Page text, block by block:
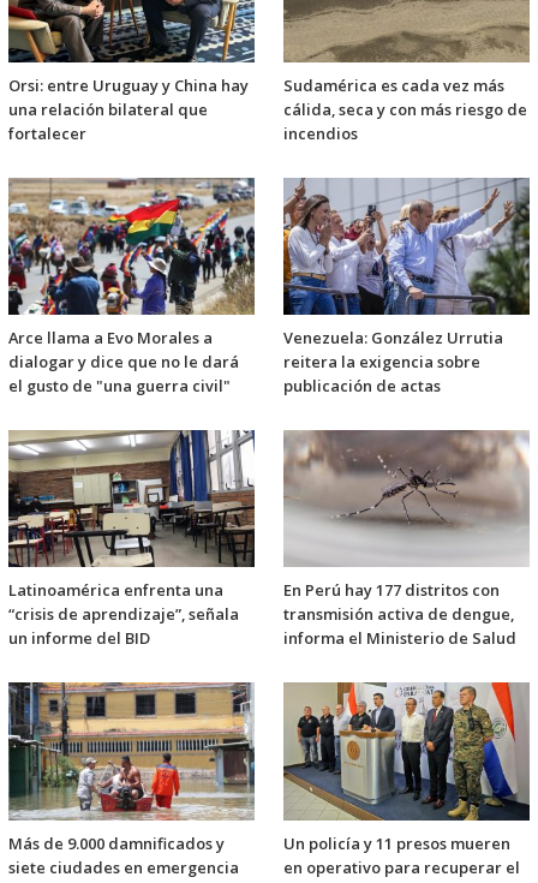
Orsi: entre Uruguay y China hay
una relación bilateral que
fortalecer
Sudamérica es cada vez más
cálida, seca y con más riesgo de
incendios
Arce llama a Evo Morales a
dialogar y dice que no le dará
el gusto de "una guerra civil"
Venezuela: González Urrutia
reitera la exigencia sobre
publicación de actas
Latinoamérica enfrenta una
“crisis de aprendizaje”, señala
un informe del BID
En Perú hay 177 distritos con
transmisión activa de dengue,
informa el Ministerio de Salud
Más de 9.000 damnificados y
siete ciudades en emergencia
Un policía y 11 presos mueren
en operativo para recuperar el